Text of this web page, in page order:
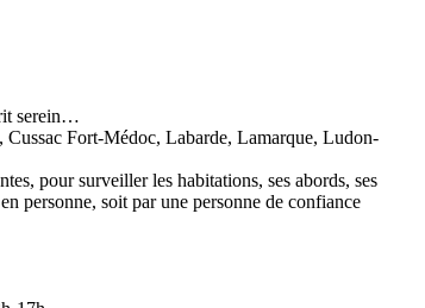
serein…
Cussac Fort-Médoc, Labarde, Lamarque, Ludon-
pour surveiller les habitations, ses abords, ses
personne, soit par une personne de confiance